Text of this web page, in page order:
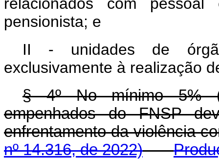
pensionista; e
II - unidades de
exclusivamente à realização
§ 4º No mínimo 5%
empenhados do FNSP
enfrentamento da
nº 14.316, de 2022)